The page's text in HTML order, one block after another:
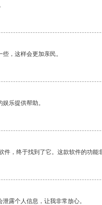
，这样会更加亲民。
乐提供帮助。
，终于找到了它。这款软件的功
露个人信息，让我非常放心。